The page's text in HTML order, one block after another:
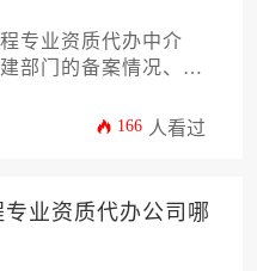
专业资质代办中介
部门的备案情况、成
付款等方式规避风
166 人看过
业资质代办公司哪